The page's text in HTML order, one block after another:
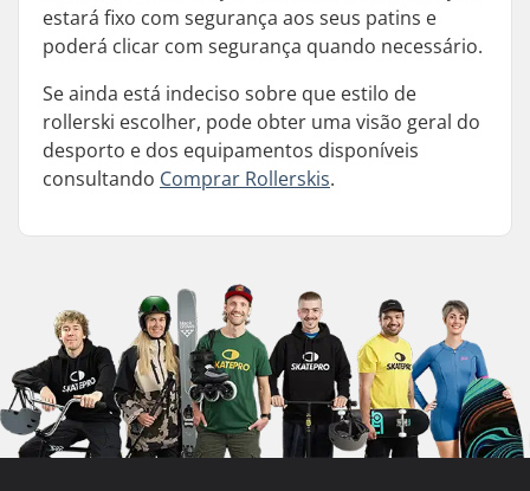
estará fixo com segurança aos seus patins e
poderá clicar com segurança quando necessário.
Se ainda está indeciso sobre que estilo de
rollerski escolher, pode obter uma visão geral do
desporto e dos equipamentos disponíveis
consultando Comprar Rollerskis.